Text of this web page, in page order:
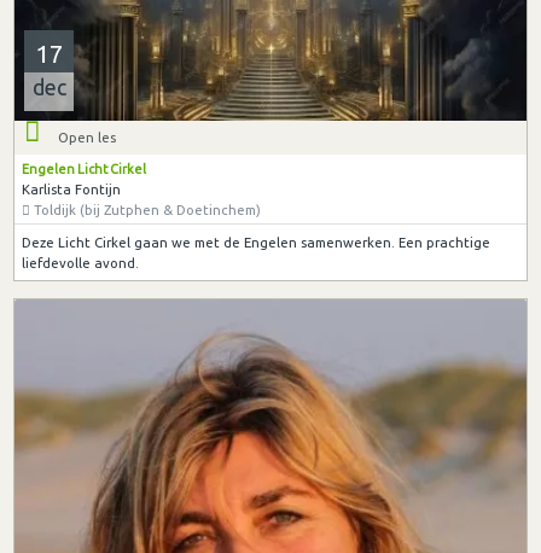
17
dec
Open les
Engelen Licht Cirkel
Karlista Fontijn
Toldijk (bij Zutphen & Doetinchem)
Deze Licht Cirkel gaan we met de Engelen samenwerken. Een prachtige
liefdevolle avond.